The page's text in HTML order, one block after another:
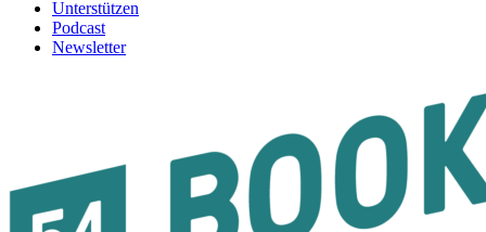
Unterstützen
Podcast
Newsletter